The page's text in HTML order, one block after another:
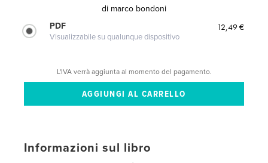
di marco bondoni
PDF
Visualizzabile su qualunque dispositivo
12,49 €
L'IVA verrà aggiunta al momento del pagamento.
Informazioni sul libro